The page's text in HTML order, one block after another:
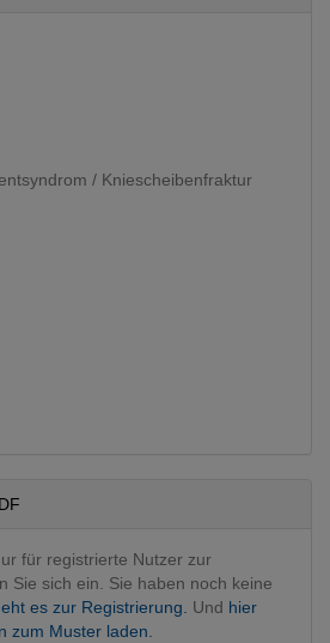
/ Kniescheibenfraktur
für registrierte Nutzer zur
Sie sich ein. Sie haben noch keine
es zur Registrierung. Und hier
zum Muster laden.